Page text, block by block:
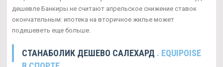
дешевле Банкиры не считают апрельское снижение ставок
окончательным: ипотека на вторичное жилье может
подешеветь еще больше.
СТАНАБОЛИК ДЕШЕВО САЛЕХАРД . EQUIPOISE